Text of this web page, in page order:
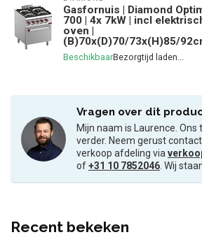
Gasfornuis | Diamond
700 | 4x 7kW | incl
oven |
(B)70x(D)70/73x(H)85/
Beschikbaar
Vragen over dit
Mijn naam is Laurence.
verder. Neem gerust
verkoop afdeling via
of+31 10 7852046. Wij
Recent bekeken